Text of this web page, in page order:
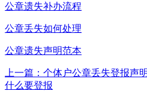
公章遗失补办流程
公章丢失如何处理
公章遗失声明范本
上一篇：个体户公章丢失登报声
什么要登报